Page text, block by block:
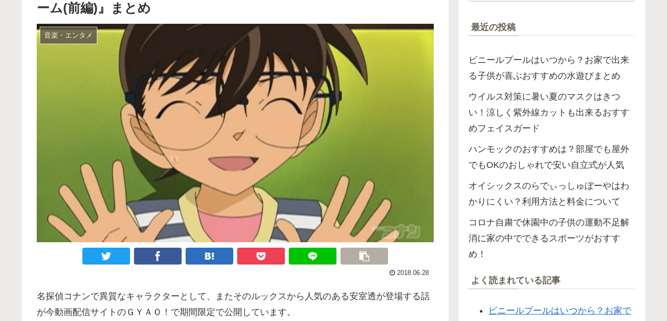
ーム(前編)』まとめ
音楽・エンタメ
2018.06.28
名探偵コナンで異質なキャラクターとして、またそのルックスから人気のある安室透が登場する話
が今動画配信サイトのＧＹＡＯ！で期間限定で公開しています。
最近の投稿
ビニールプールはいつから？お家で出来
る子供が喜ぶおすすめの水遊びまとめ
ウイルス対策に暑い夏のマスクはきつ
い！涼しく紫外線カットも出来るおすす
めフェイスガード
ハンモックのおすすめは？部屋でも屋外
でもOKのおしゃれで安い自立式が人気
オイシックスのらでぃっしゅぼーやはわ
かりにくい？利用方法と料金について
コロナ自粛で休園中の子供の運動不足解
消に家の中でできるスポーツがおすす
め！
よく読まれている記事
ビニールプールはいつから？お家で